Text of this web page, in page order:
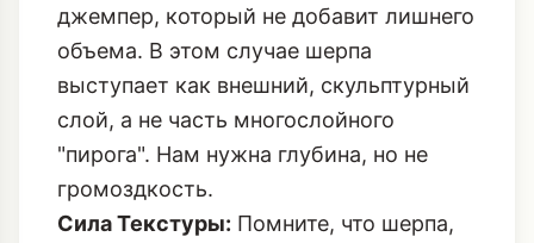
джемпер, который не добавит лишнего
объема. В этом случае шерпа
выступает как внешний, скульптурный
слой, а не часть многослойного
"пирога". Нам нужна глубина, но не
громоздкость.
Сила Текстуры: Помните, что шерпа,